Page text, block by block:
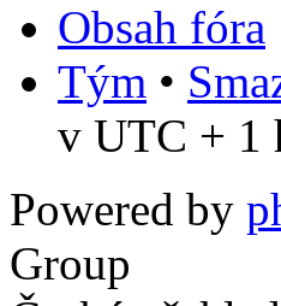
Obsah fóra
Tým •
v UTC + 1
Powered by
Group